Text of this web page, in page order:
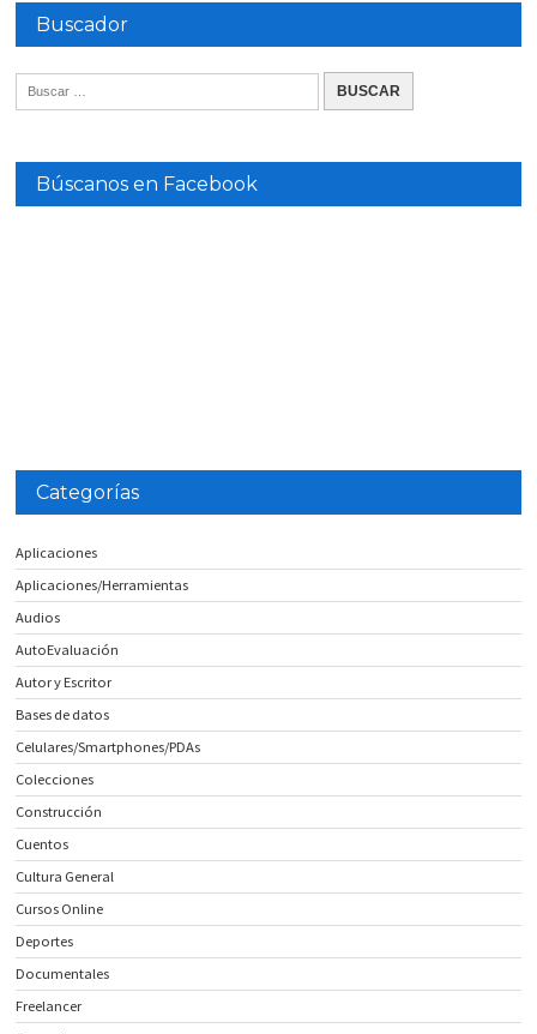
Buscador
Búscanos en Facebook
Categorías
Aplicaciones
Aplicaciones/Herramientas
Audios
AutoEvaluación
Autor y Escritor
Bases de datos
Celulares/Smartphones/PDAs
Colecciones
Construcción
Cuentos
Cultura General
Cursos Online
Deportes
Documentales
Freelancer